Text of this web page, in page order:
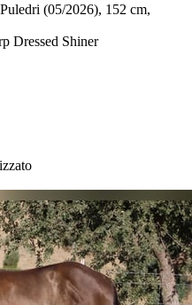
(05/2026), 152 cm,
Dressed Shiner